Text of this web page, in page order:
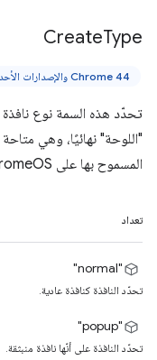
CreateType
Chrome 44 والإصدارات الأحدث
تحدّد هذه السمة نوع
"اللوحة" نهائيًا، وهي
المسموح بها على ChromeOS.
تعداد
"normal"
تحدّد النافذة كنافذة عادية.
"popup"
تحدّد النافذة على أنّها نافذة منبثقة.